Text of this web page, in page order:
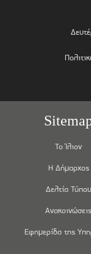
Το Ίλιον
Η Δήμαρχος
Δελτία Τύπου
Ανακοινώσεις
Εφημερίδα της